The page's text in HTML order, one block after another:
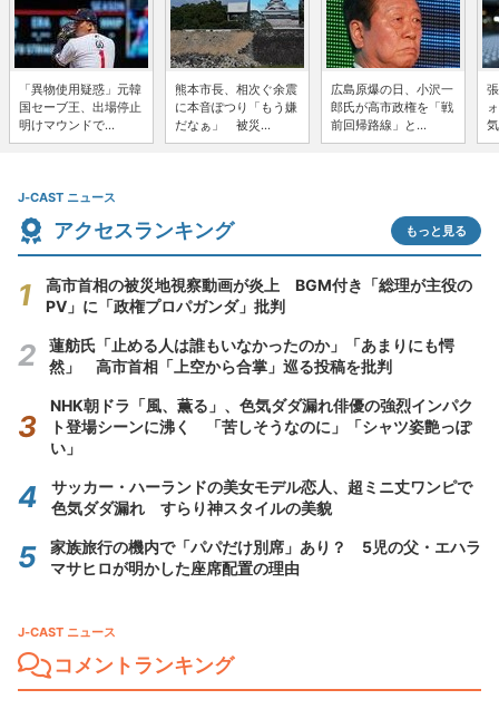
「異物使用疑惑」元韓
国セーブ王、出場停止
明けマウンドで...
熊本市長、相次ぐ余震
に本音ぽつり「もう嫌
だなぁ」 被災...
広島原爆の日、小沢一
郎氏が高市政権を「戦
前回帰路線」と...
J-CAST ニュース
アクセスランキング もっと見る
高市首相の被災地視察動画が炎上 BGM付き「総理が主役の
PV」に「政権プロパガンダ」批判
蓮舫氏「止める人は誰もいなかったのか」「あまりにも愕
然」 高市首相「上空から合掌」巡る投稿を批判
NHK朝ドラ「風、薫る」、色気ダダ漏れ俳優の強烈インパク
ト登場シーンに沸く 「苦しそうなのに」「シャツ姿艶っぽ
い」
サッカー・ハーランドの美女モデル恋人、超ミニ丈ワンピで
色気ダダ漏れ すらり神スタイルの美貌
家族旅行の機内で「パパだけ別席」あり？ 5児の父・エハラ
マサヒロが明かした座席配置の理由
J-CAST ニュース
コメントランキング